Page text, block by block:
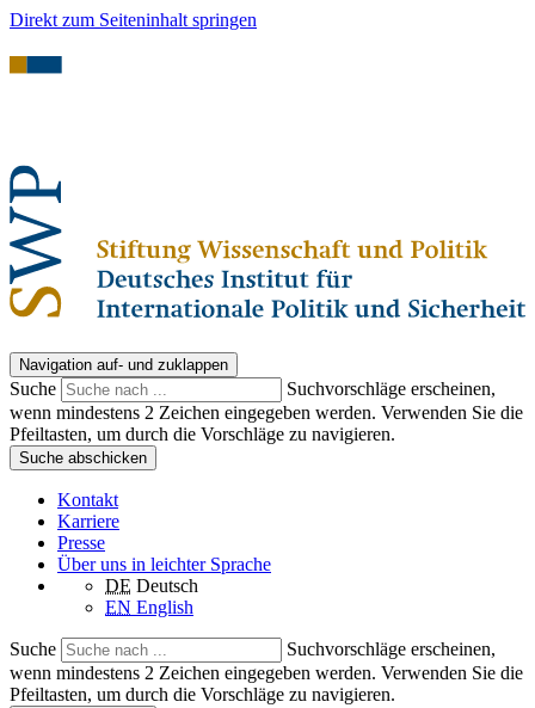
Direkt zum Seiteninhalt springen
Navigation auf- und zuklappen
Suche
Suchvorschläge erscheinen,
wenn mindestens 2 Zeichen eingegeben werden. Verwenden Sie die
Pfeiltasten, um durch die Vorschläge zu navigieren.
Suche abschicken
Kontakt
Karriere
Presse
Über uns in leichter Sprache
DE Deutsch
EN English
Suche
Suchvorschläge erscheinen,
wenn mindestens 2 Zeichen eingegeben werden. Verwenden Sie die
Pfeiltasten, um durch die Vorschläge zu navigieren.